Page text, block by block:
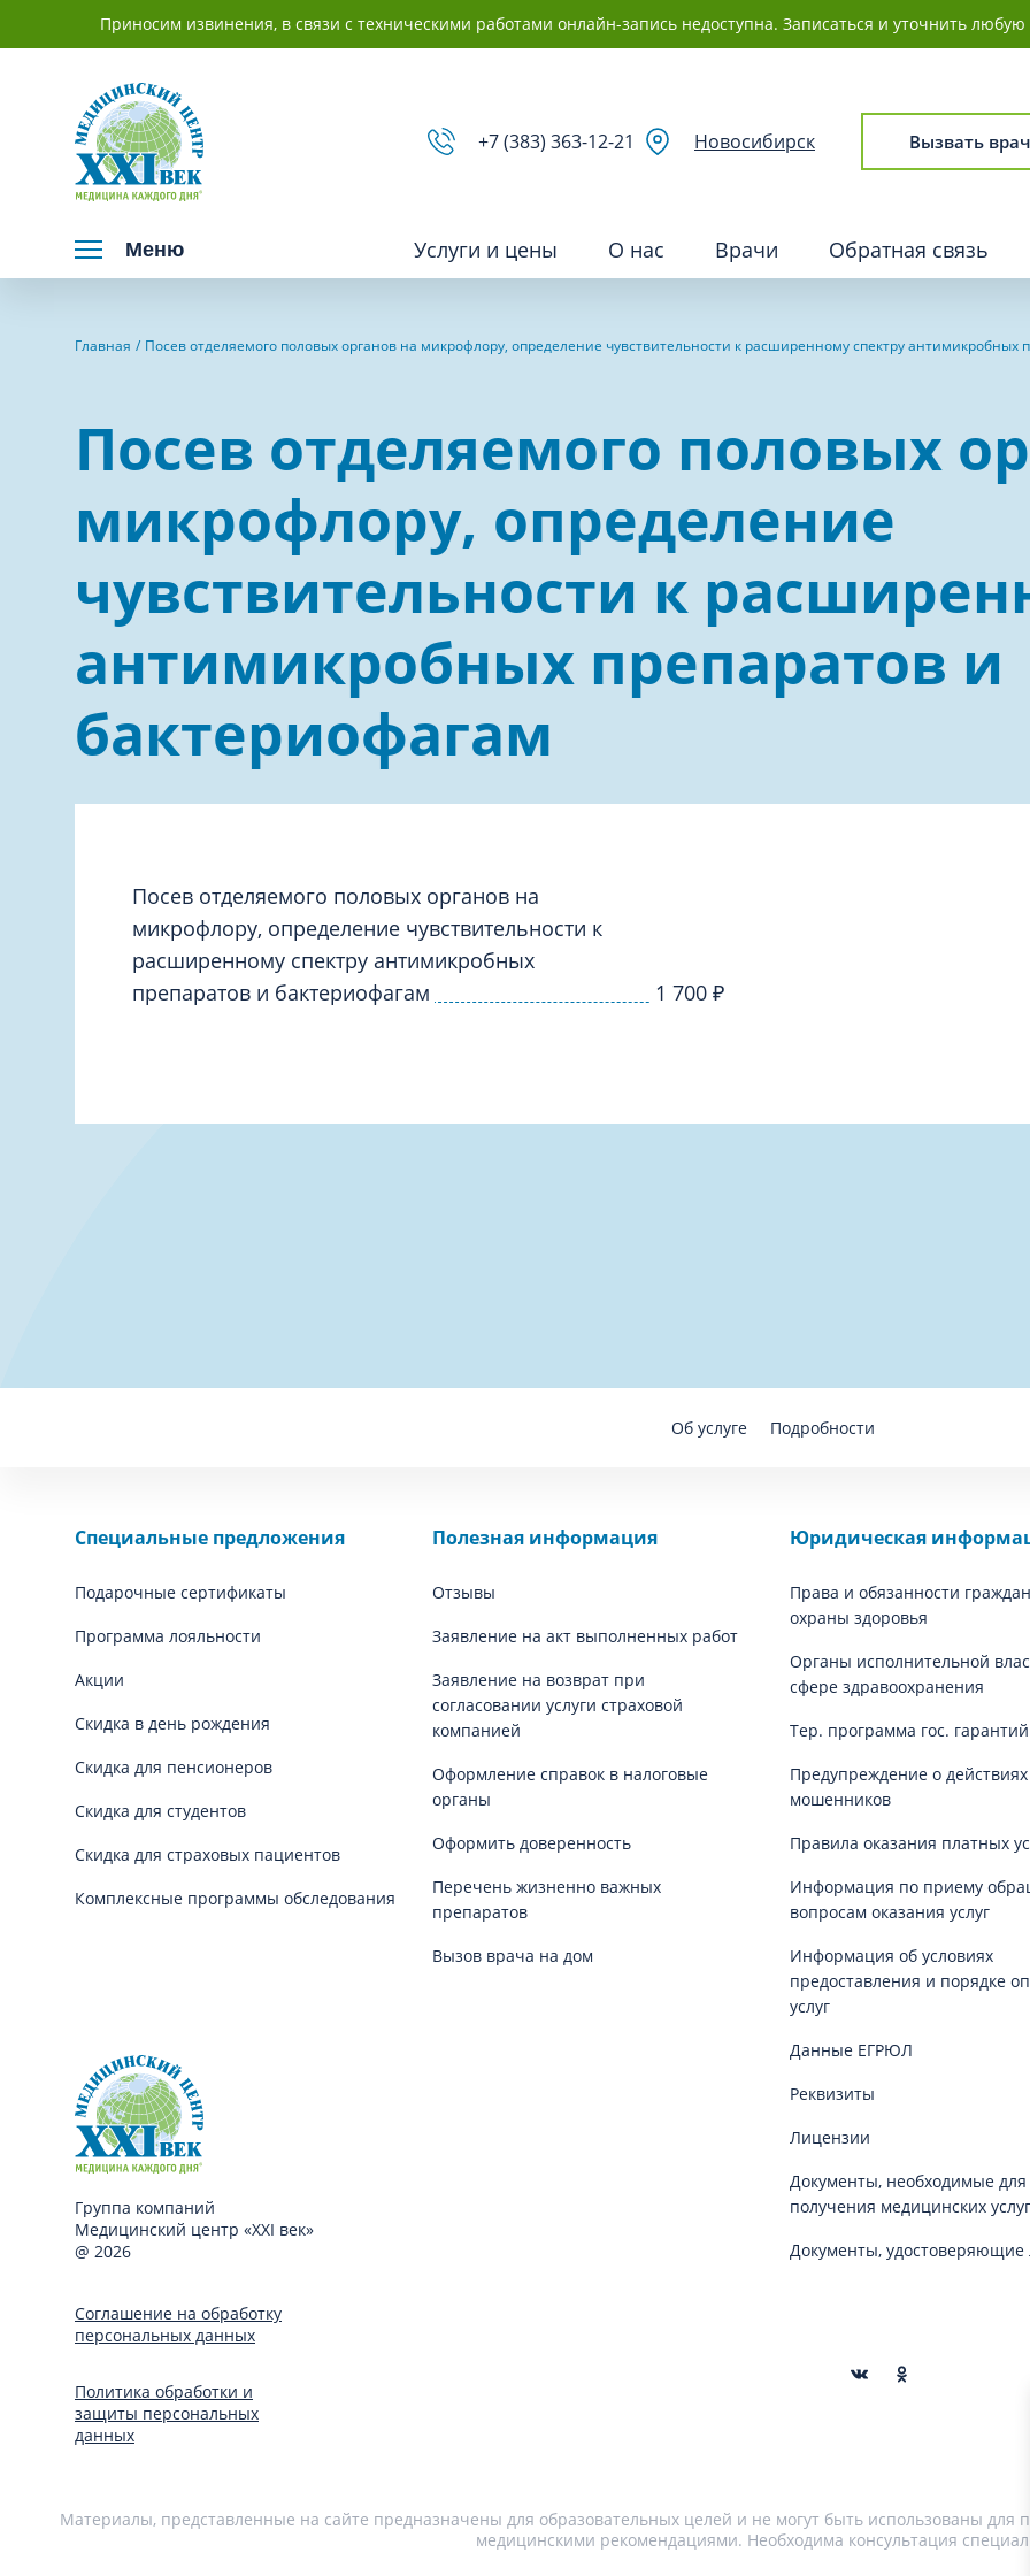
Приносим извинения, в связи с техническими работами онлайн-запись недоступна. Записаться и уточнить
+7 (383) 363-12-21 Новосибирск Вызвать
Меню Услуги и цены
Гастроэнтерология
Дерматология
Лабораторная диагностика
Нефрология
Офтальмология
Ревматология
Сурдология
Травматология
диагностика
О нас Врачи Обратная связь
получения медицинских услуг
Главная Посев отделяемого половых органов на микрофлору, определение чувствительности к расширенному спектру антимикробных
Посев отделяемого половых
микрофлору, определение
чувствительности к
антимикробных препаратов и
бактериофагам
Посев отделяемого половых органов на
микрофлору, определение чувствительности к
расширенному спектру антимикробных
препаратов и бактериофагам
1 700 ₽
Об услуге Подробности
Специальные предложения
Подарочные сертификаты
Программа лояльности
Акции
Скидка в день рождения
Скидка для пенсионеров
Скидка для студентов
Скидка для страховых пациентов
Комплексные программы обследования
Группа компаний
Медицинский центр «XXI век»
@ 2026
Полезная информация
Отзывы
Заявление на акт выполненных работ
Заявление на возврат при
согласовании услуги страховой
компанией
Оформление справок в налоговые
органы
Оформить доверенность
Перечень жизненно важных
препаратов
Вызов врача на дом
Юридическая
Права и обязанности
охраны здоровья
Органы исполнительной
сфере здравоохранения
Тер. программа гос.
Предупреждение о действиях
мошенников
Правила оказания платных
Информация по приему
вопросам оказания услуг
Информация об условиях
предоставления и порядке
услуг
Данные ЕГРЮЛ
Реквизиты
Лицензии
Документы, необходимые для
получения медицинских услуг
Документы, удостоверяющие
Соглашение на обработку
персональных данных
Политика обработки и
защиты персональных
данных
Материалы, представленные на сайте предназначены для образовательных целей и не могут быть использованы для
медицинскими рекомендациями. Необходима консультация